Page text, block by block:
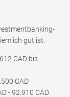
gut ist.
CAD bis
CAD
- 92.910 CAD